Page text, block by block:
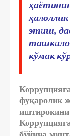
этиш,
кўмак
фуқаролик
иштирокини
бўйича